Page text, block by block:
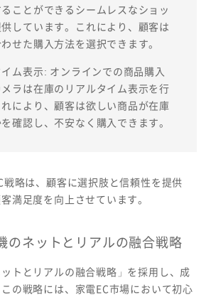
ことができるシームレスなショッ
しています。これにより、顧客は
せた購入方法を選択できます。
ム表示: オンラインでの商品購入
ラは在庫のリアルタイム表示を行
により、顧客は欲しい商品が在庫
確認し、不安なく購入できます。
戦略は、顧客に選択肢と信頼性を提供
満足度を向上させています。
のネットとリアルの融合戦略
トとリアルの融合戦略」を採用し、成
の戦略には、家電EC市場において初心